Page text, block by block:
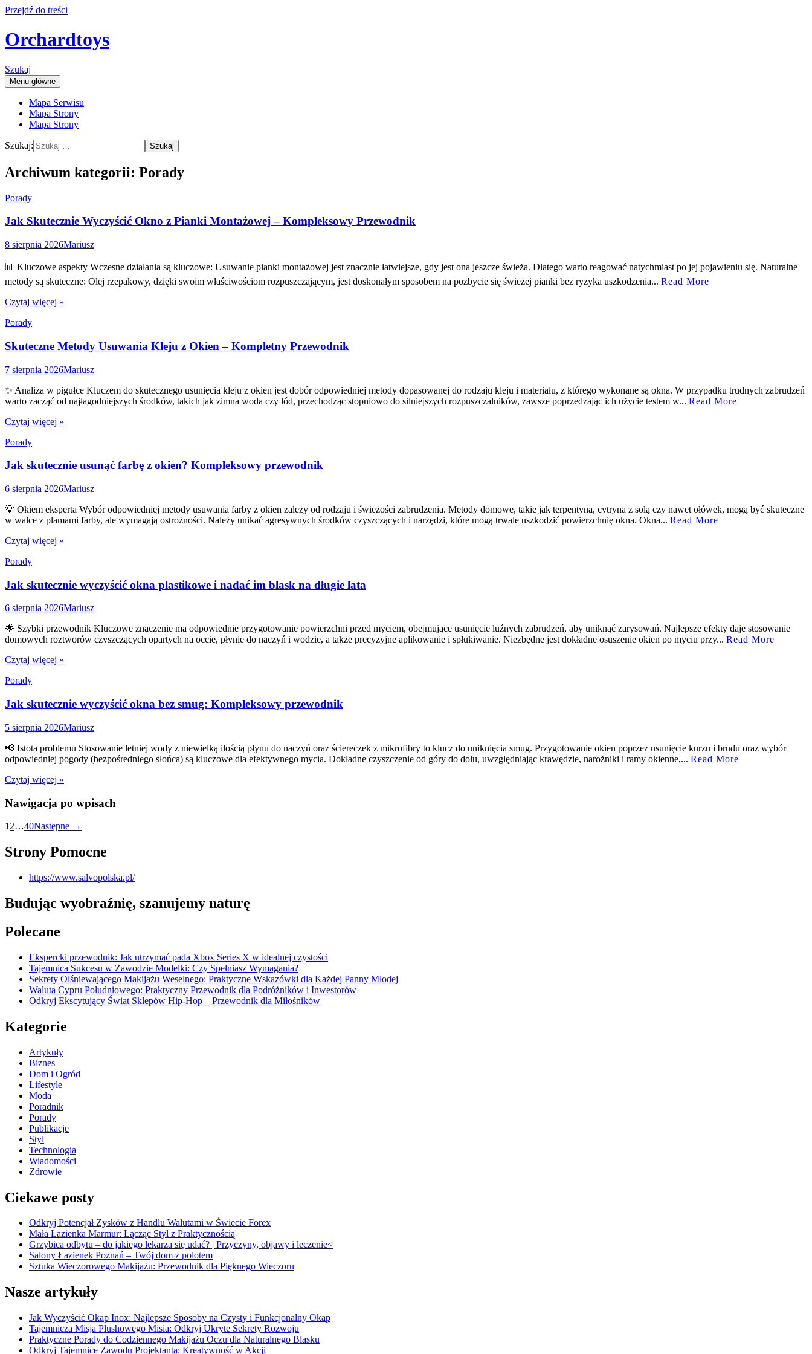
Przejdź do treści
Orchardtoys
Szukaj
Menu główne
Mapa Serwisu
Mapa Strony
Mapa Strony
Szukaj:
Archiwum kategorii: Porady
Porady
Jak Skutecznie Wyczyścić Okno z Pianki Montażowej – Kompleksowy Przewodnik
8 sierpnia 2026Mariusz
📊 Kluczowe aspekty Wczesne działania są kluczowe: Usuwanie pianki montażowej jest znacznie łatwiejsze, gdy jest ona jeszcze świeża. Dlatego warto reagować natychmiast po jej pojawieniu się. Naturalne
metody są skuteczne: Olej rzepakowy, dzięki swoim właściwościom rozpuszczającym, jest doskonałym sposobem na pozbycie się świeżej pianki bez ryzyka uszkodzenia... Read More
Czytaj więcej »
Porady
Skuteczne Metody Usuwania Kleju z Okien – Kompletny Przewodnik
7 sierpnia 2026Mariusz
✨ Analiza w pigułce Kluczem do skutecznego usunięcia kleju z okien jest dobór odpowiedniej metody dopasowanej do rodzaju kleju i materiału, z którego wykonane są okna. W przypadku trudnych zabrudzeń
warto zacząć od najłagodniejszych środków, takich jak zimna woda czy lód, przechodząc stopniowo do silniejszych rozpuszczalników, zawsze poprzedzając ich użycie testem w... Read More
Czytaj więcej »
Porady
Jak skutecznie usunąć farbę z okien? Kompleksowy przewodnik
6 sierpnia 2026Mariusz
💡 Okiem eksperta Wybór odpowiedniej metody usuwania farby z okien zależy od rodzaju i świeżości zabrudzenia. Metody domowe, takie jak terpentyna, cytryna z solą czy nawet ołówek, mogą być skuteczne
w walce z plamami farby, ale wymagają ostrożności. Należy unikać agresywnych środków czyszczących i narzędzi, które mogą trwale uszkodzić powierzchnię okna. Okna... Read More
Czytaj więcej »
Porady
Jak skutecznie wyczyścić okna plastikowe i nadać im blask na długie lata
6 sierpnia 2026Mariusz
🌟 Szybki przewodnik Kluczowe znaczenie ma odpowiednie przygotowanie powierzchni przed myciem, obejmujące usunięcie luźnych zabrudzeń, aby uniknąć zarysowań. Najlepsze efekty daje stosowanie
domowych roztworów czyszczących opartych na occie, płynie do naczyń i wodzie, a także precyzyjne aplikowanie i spłukiwanie. Niezbędne jest dokładne osuszenie okien po myciu przy... Read More
Czytaj więcej »
Porady
Jak skutecznie wyczyścić okna bez smug: Kompleksowy przewodnik
5 sierpnia 2026Mariusz
📢 Istota problemu Stosowanie letniej wody z niewielką ilością płynu do naczyń oraz ściereczek z mikrofibry to klucz do uniknięcia smug. Przygotowanie okien poprzez usunięcie kurzu i brudu oraz wybór
odpowiedniej pogody (bezpośredniego słońca) są kluczowe dla efektywnego mycia. Dokładne czyszczenie od góry do dołu, uwzględniając krawędzie, narożniki i ramy okienne,... Read More
Czytaj więcej »
Nawigacja po wpisach
1 2…40Następne →
Strony Pomocne
https://www.salvopolska.pl/
Budując wyobraźnię, szanujemy naturę
Polecane
Ekspercki przewodnik: Jak utrzymać pada Xbox Series X w idealnej czystości
Tajemnica Sukcesu w Zawodzie Modelki: Czy Spełniasz Wymagania?
Sekrety Olśniewającego Makijażu Weselnego: Praktyczne Wskazówki dla Każdej Panny Młodej
Waluta Cypru Południowego: Praktyczny Przewodnik dla Podróżników i Inwestorów
Odkryj Ekscytujący Świat Sklepów Hip-Hop – Przewodnik dla Miłośników
Kategorie
Artykuły
Biznes
Dom i Ogród
Lifestyle
Moda
Poradnik
Porady
Publikacje
Styl
Technologia
Wiadomości
Zdrowie
Ciekawe posty
Odkryj Potencjał Zysków z Handlu Walutami w Świecie Forex
Mała Łazienka Marmur: Łącząc Styl z Praktycznością
Grzybica odbytu – do jakiego lekarza się udać? | Przyczyny, objawy i leczenie<
Salony Łazienek Poznań – Twój dom z polotem
Sztuka Wieczorowego Makijażu: Przewodnik dla Pięknego Wieczoru
Nasze artykuły
Jak Wyczyścić Okap Inox: Najlepsze Sposoby na Czysty i Funkcjonalny Okap
Tajemnicza Misja Plushowego Misia: Odkryj Ukryte Sekrety Rozwoju
Praktyczne Porady do Codziennego Makijażu Oczu dla Naturalnego Blasku
Odkryj Tajemnice Zawodu Projektanta: Kreatywność w Akcji